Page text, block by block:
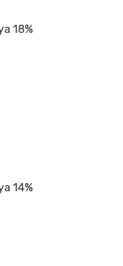
18%
14%